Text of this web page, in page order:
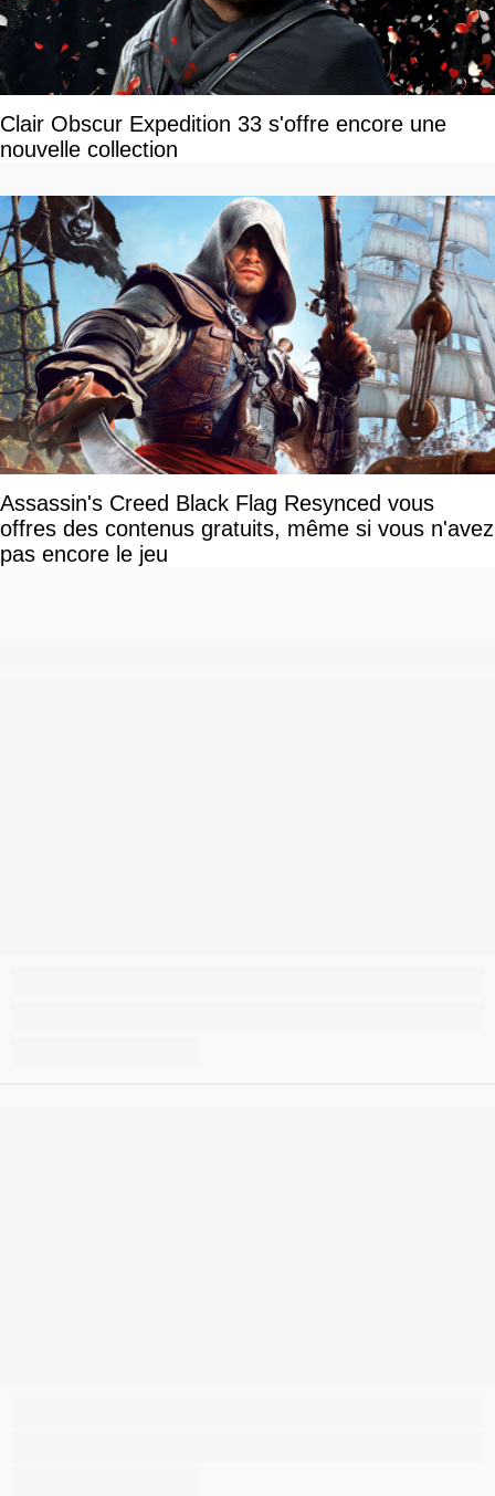
Clair Obscur Expedition 33 s'offre encore une
nouvelle collection
Assassin's Creed Black Flag Resynced vous
offres des contenus gratuits, même si vous n'avez
pas encore le jeu